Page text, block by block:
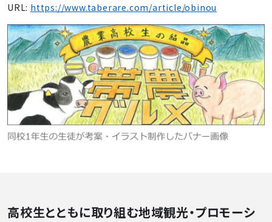
URL: https://www.taberare.com/article/obinou
高校生とともに取り組む地域観光・プロモーシ